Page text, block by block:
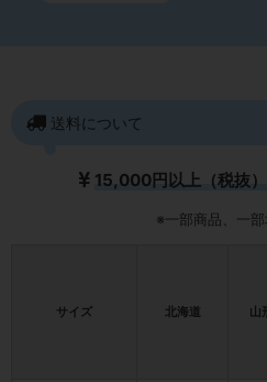
送料について
15,000円以上（税抜
※一部商品、一部
サイズ 北海道 山